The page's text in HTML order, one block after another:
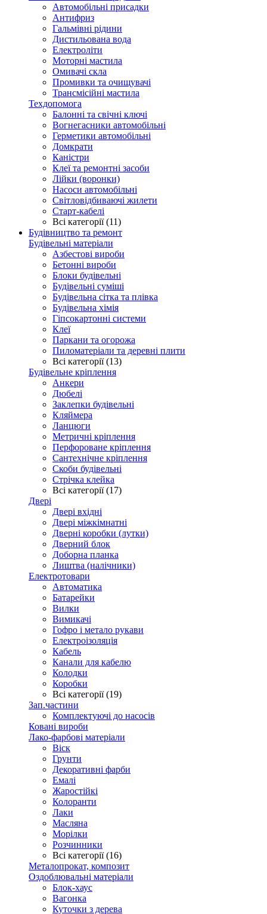
Автомобільні присадки
Антифриз
Гальмівні рідини
Дистильована вода
Електроліти
Моторні мастила
Омивачі скла
Промивки та очищувачі
Трансмісійні мастила
Техдопомога
Балонні та свічні ключі
Вогнегасники автомобільні
Герметики автомобільні
Домкрати
Каністри
Клеї та ремонтні засоби
Лійки (воронки)
Насоси автомобільні
Світловідбиваючі жилети
Старт-кабелі
Всі категорії (11)
Будівництво та ремонт
Будівельні матеріали
Азбестові вироби
Бетонні вироби
Блоки будівельні
Будівельні суміші
Будівельна сітка та плівка
Будівельна хімія
Гіпсокартонні системи
Клеї
Паркани та огорожа
Пиломатеріали та деревні плити
Всі категорії (13)
Будівельне кріплення
Анкери
Дюбелі
Заклепки будівельні
Кляймера
Ланцюги
Метричні кріплення
Перфороване кріплення
Сантехнічне кріплення
Скоби будівельні
Стрічка клейка
Всі категорії (17)
Двері
Двері вхідні
Двері міжкімнатні
Дверні коробки (лутки)
Дверний блок
Доборна планка
Лиштва (налічники)
Електротовари
Автоматика
Батарейки
Вилки
Вимикачі
Гофро і метало рукави
Електроізоляція
Кабель
Канали для кабелю
Колодки
Коробки
Всі категорії (19)
Зап.частини
Комплектуючі до насосів
Ковані вироби
Лако-фарбові матеріали
Віск
Грунти
Декоративні фарби
Емалі
Жаростійкі
Колоранти
Лаки
Масляна
Морілки
Розчинники
Всі категорії (16)
Металопрокат, композит
Оздоблювальні матеріали
Блок-хаус
Вагонка
Куточки з дерева